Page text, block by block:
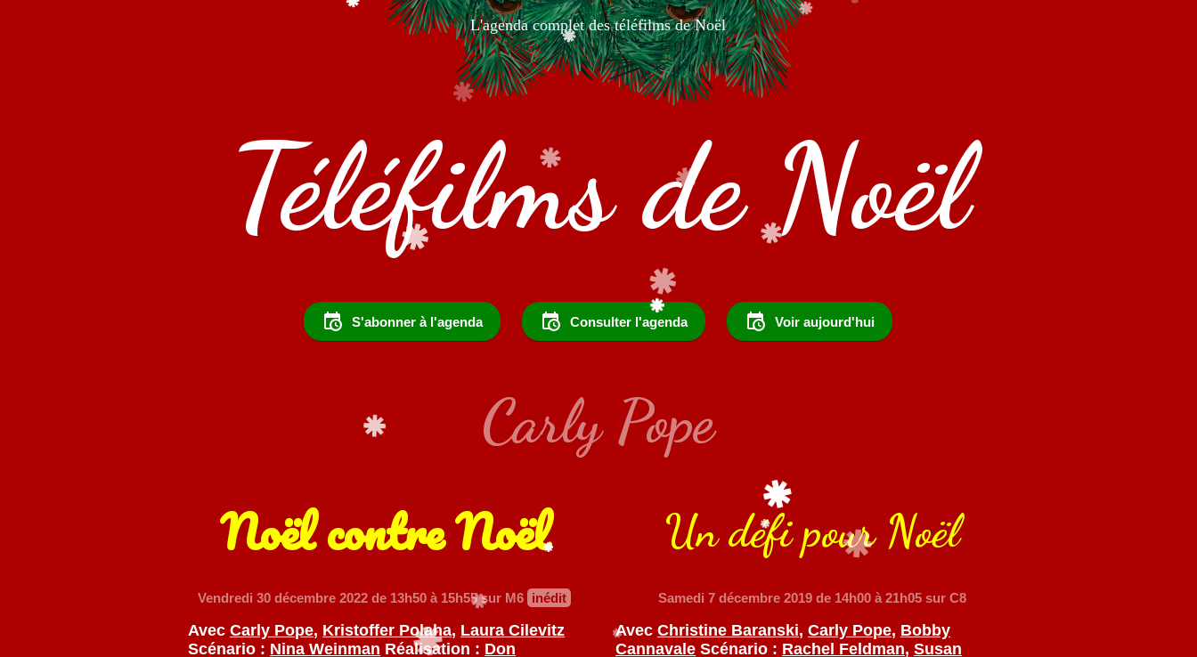
L'agenda complet des téléfilms de Noël
Téléfilms de Noël
S'abonner à l'agenda Consulter l'agenda Voir aujourd'hui
Carly Pope
Noël contre Noël
Vendredi 30 décembre 2022 de 13h50 à 15h55 sur M6 inédit
AvecCarly Pope, Kristoffer Polaha, Laura Cilevitz
Scénario : Nina Weinman Réalisation : Don
Un défi pour Noël
Samedi 7 décembre 2019de 14h00 à 21h05 sur C8
AvecChristine Baranski,Carly Pope, Bobby
Cannavale Scénario : Rachel Feldman,Susan